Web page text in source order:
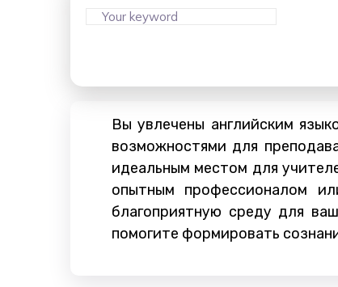
Вы увлечены английским
возможностями для
идеальным местом для
опытным профессионалом
благоприятную среду для
помогите формировать